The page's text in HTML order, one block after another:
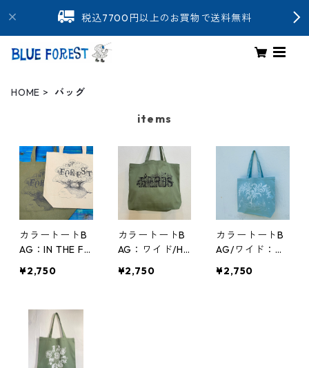
税込7700円以上のお買物で送料無料
HOME バッグ
items
カラートートB
AG：IN THE FO
¥2,750
カラートートB
AG：ワイド/HE
¥2,750
カラートートB
AG/ワイド：木
¥2,750